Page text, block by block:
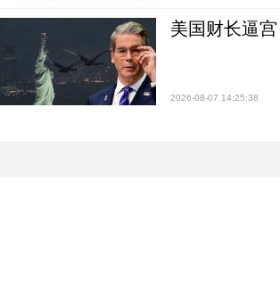
美国财长逼
2026-08-07 14:25:38